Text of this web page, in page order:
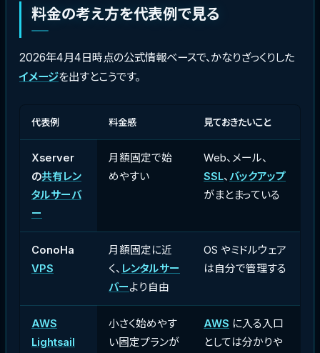
料金の考え方を代表例で見る
2026年4月4日時点の公式情報ベースで、かなりざっくりした
イメージを出すとこうです。
代表例 料金感 見ておきたいこと
Xserver
の共有レン
タルサーバ
ー
月額固定で始
めやすい
Web、メール、
SSL、バックアップ
がまとまっている
ConoHa
VPS
月額固定に近
く、 レンタルサー
バーより自由
OS やミドルウェア
は自分で管理する
AWS
Lightsail
小さく始めやす
い固定プランが
AWS に入る入口
としては分かりや